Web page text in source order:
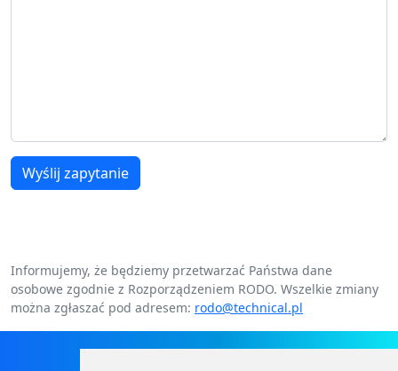
Wyślij zapytanie
Informujemy, że będziemy przetwarzać Państwa dane
osobowe zgodnie z Rozporządzeniem RODO. Wszelkie zmiany
można zgłaszać pod adresem: rodo@technical.pl